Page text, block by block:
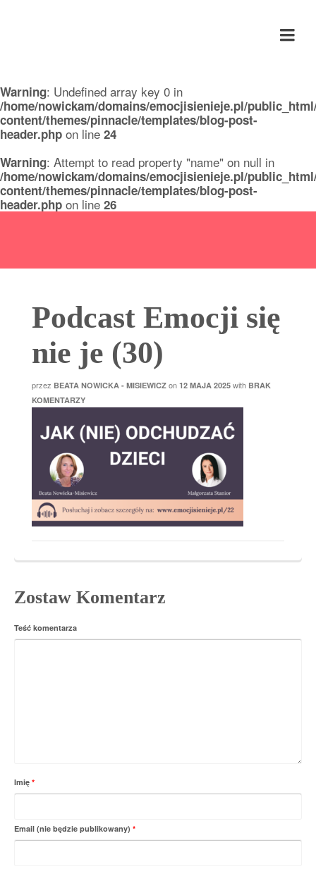
Warning: Undefined array key 0 in
/home/nowickam/domains/emocjisienieje.pl/
content/themes/pinnacle/templates/blog-post-
header.php on line 24
Warning: Attempt to read property "name" on null in
/home/nowickam/domains/emocjisienieje.pl/
content/themes/pinnacle/templates/blog-post-
header.php on line 26
Podcast Emocji się
nie je (30)
przez BEATA NOWICKA - MISIEWICZ on 12 MAJA 2025 with BRAK
KOMENTARZY
Zostaw Komentarz
Teść komentarza
Imię *
Email (nie będzie publikowany) *